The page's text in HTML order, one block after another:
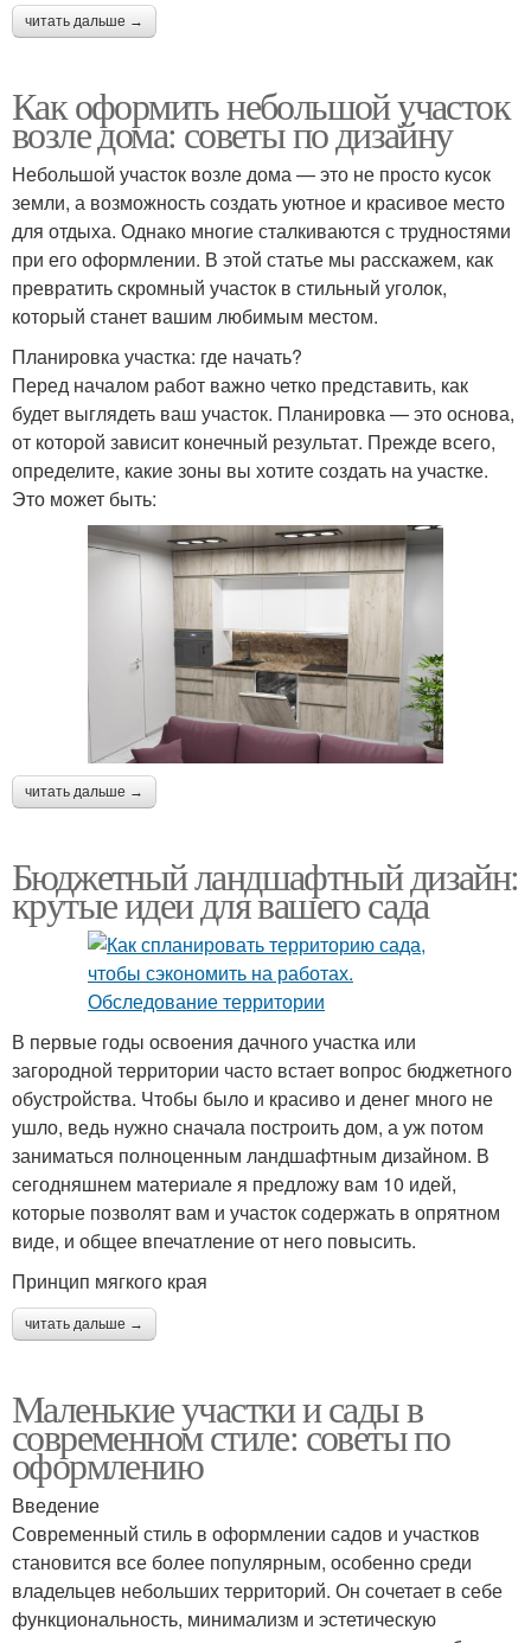
читать дальше →
Как оформить небольшой участок
возле дома: советы по дизайну
Небольшой участок возле дома — это не просто кусок
земли, а возможность создать уютное и красивое место
для отдыха. Однако многие сталкиваются с трудностями
при его оформлении. В этой статье мы расскажем, как
превратить скромный участок в стильный уголок,
который станет вашим любимым местом.
Планировка участка: где начать?
Перед началом работ важно четко представить, как
будет выглядеть ваш участок. Планировка — это основа,
от которой зависит конечный результат. Прежде всего,
определите, какие зоны вы хотите создать на участке.
Это может быть:
читать дальше →
Бюджетный ландшафтный дизайн:
крутые идеи для вашего сада
В первые годы освоения дачного участка или
загородной территории часто встает вопрос бюджетного
обустройства. Чтобы было и красиво и денег много не
ушло, ведь нужно сначала построить дом, а уж потом
заниматься полноценным ландшафтным дизайном. В
сегодняшнем материале я предложу вам 10 идей,
которые позволят вам и участок содержать в опрятном
виде, и общее впечатление от него повысить.
Принцип мягкого края
читать дальше →
Маленькие участки и сады в
современном стиле: советы по
оформлению
Введение
Современный стиль в оформлении садов и участков
становится все более популярным, особенно среди
владельцев небольших территорий. Он сочетает в себе
функциональность, минимализм и эстетическую